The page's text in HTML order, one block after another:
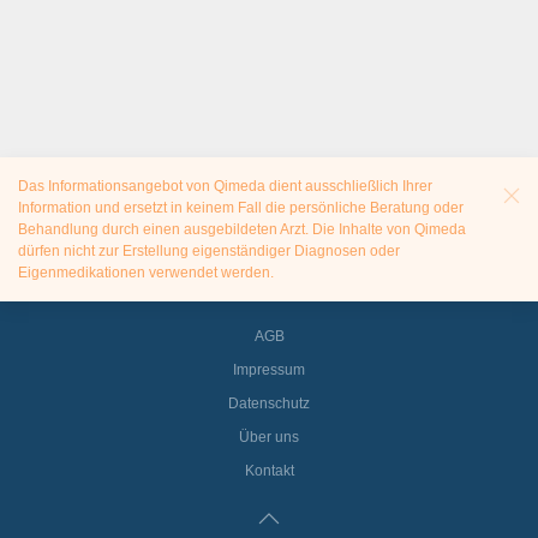
Das Informationsangebot von Qimeda dient ausschließlich Ihrer
Information und ersetzt in keinem Fall die persönliche Beratung oder
Behandlung durch einen ausgebildeten Arzt. Die Inhalte von Qimeda
dürfen nicht zur Erstellung eigenständiger Diagnosen oder
Eigenmedikationen verwendet werden.
AGB
Impressum
Datenschutz
Über uns
Kontakt